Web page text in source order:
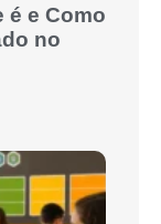
é e Como
no